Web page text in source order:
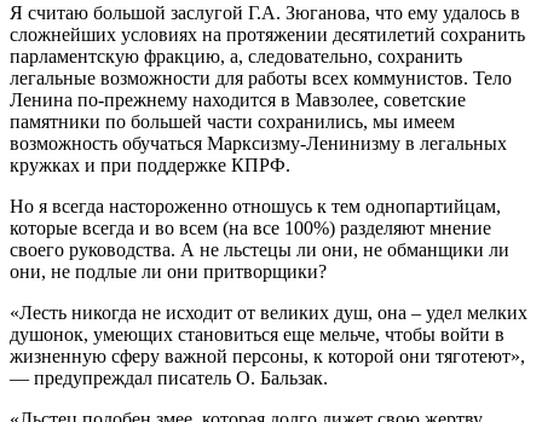
Я считаю большой заслугой Г.А. Зюганова, что ему удалось в
сложнейших условиях на протяжении десятилетий сохранить
парламентскую фракцию, а, следовательно, сохранить
легальные возможности для работы всех коммунистов. Тело
Ленина по-прежнему находится в Мавзолее, советские
памятники по большей части сохранились, мы имеем
возможность обучаться Марксизму-Ленинизму в легальных
кружках и при поддержке КПРФ.
Но я всегда настороженно отношусь к тем однопартийцам,
которые всегда и во всем (на все 100%) разделяют мнение
своего руководства. А не льстецы ли они, не обманщики ли
они, не подлые ли они притворщики?
«Лесть никогда не исходит от великих душ, она – удел мелких
душонок, умеющих становиться еще мельче, чтобы войти в
жизненную сферу важной персоны, к которой они тяготеют»,
— предупреждал писатель О. Бальзак.